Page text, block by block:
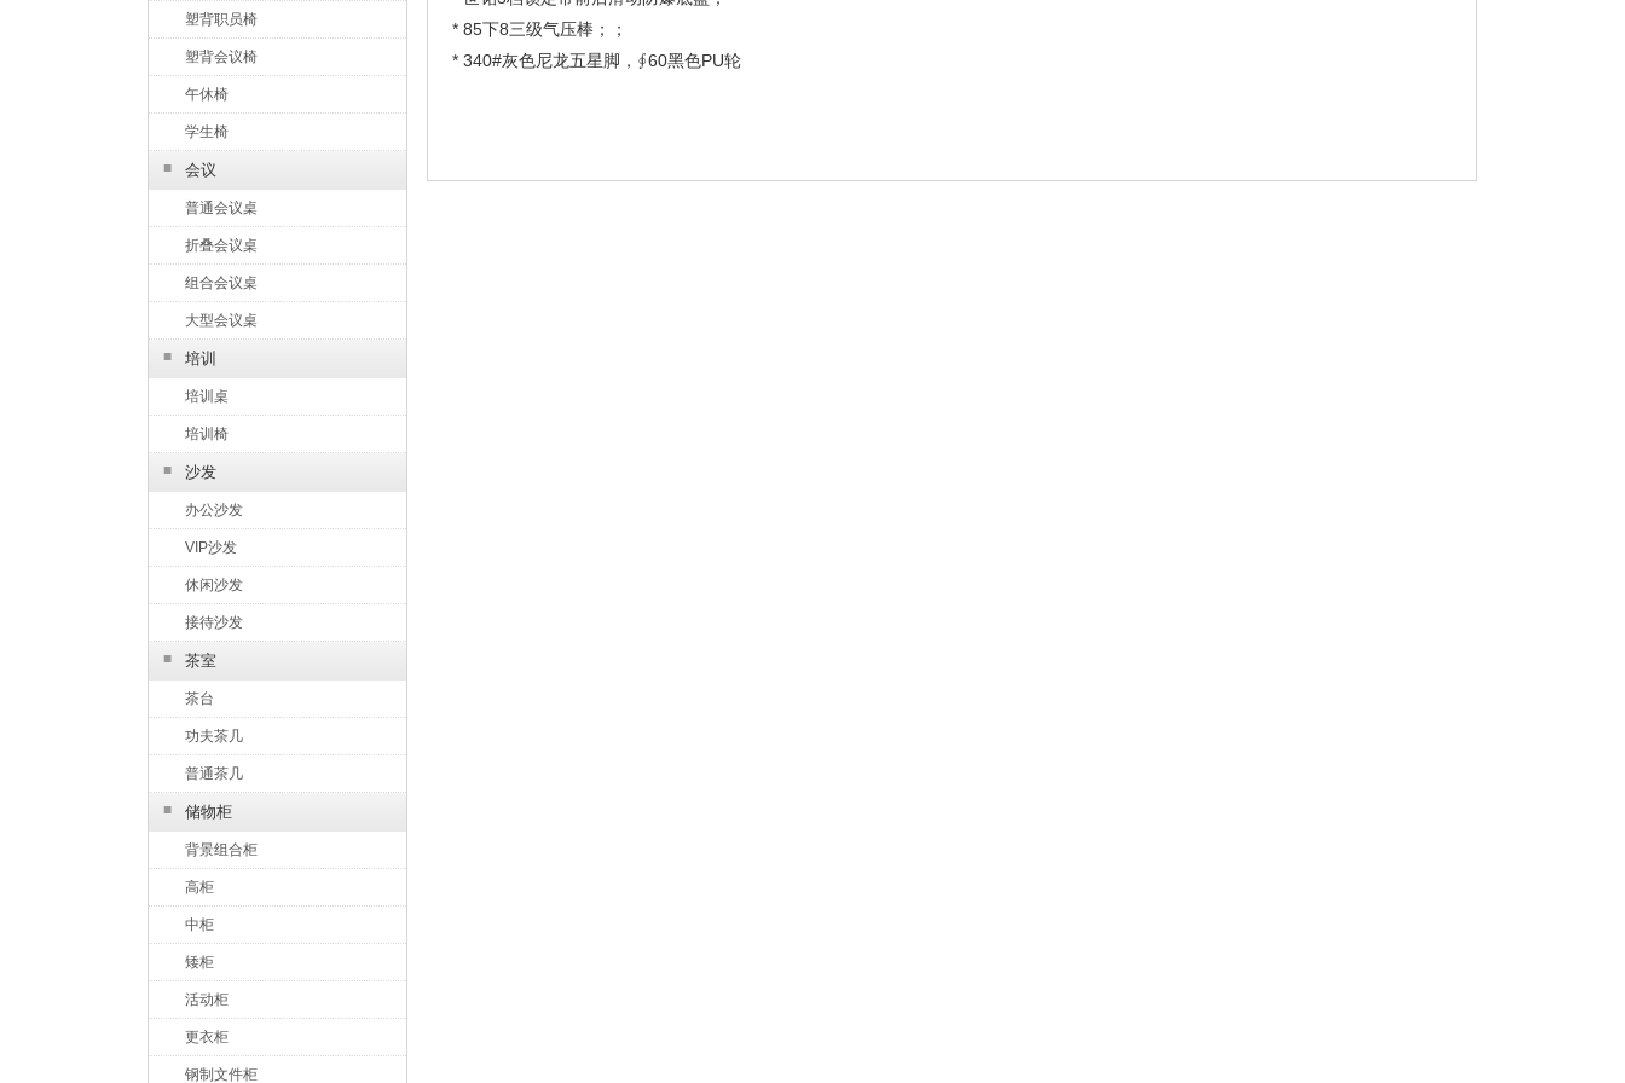
塑背职员椅
塑背会议椅
午休椅
学生椅
■ 会议
普通会议桌
折叠会议桌
组合会议桌
大型会议桌
■ 培训
培训桌
培训椅
■ 沙发
办公沙发
VIP沙发
休闲沙发
接待沙发
■ 茶室
茶台
功夫茶几
普通茶几
■ 储物柜
背景组合柜
高柜
中柜
矮柜
活动柜
更衣柜
钢制文件柜
* 85下8三级气压棒；；
* 340#灰色尼龙五星脚，∮60黑色PU轮